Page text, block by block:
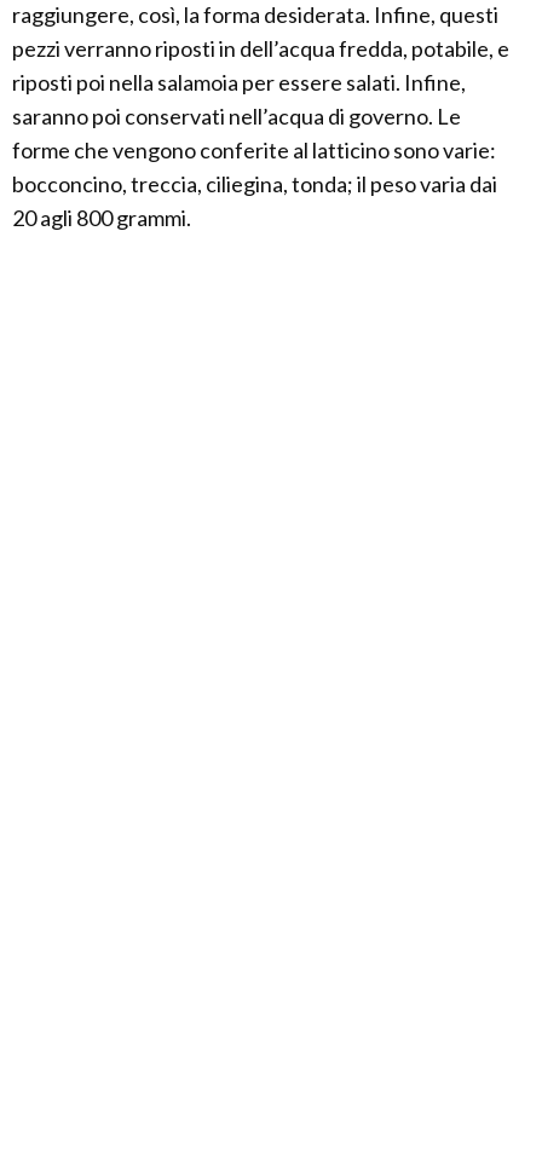
raggiungere, così, la forma desiderata. Infine, questi
pezzi verranno riposti in dell’acqua fredda, potabile, e
riposti poi nella salamoia per essere salati. Infine,
saranno poi conservati nell’acqua di governo. Le
forme che vengono conferite al latticino sono varie:
bocconcino, treccia, ciliegina, tonda; il peso varia dai
20 agli 800 grammi.